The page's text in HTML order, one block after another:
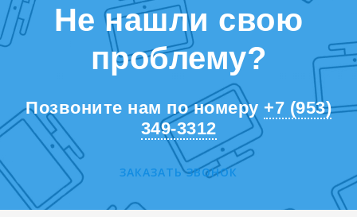
Не нашли свою
проблему?
Позвоните нам по номеру +7 (953)
349-3312
ЗАКАЗАТЬ ЗВОНОК